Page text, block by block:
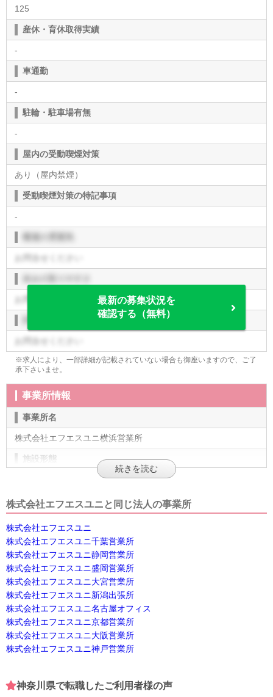
125
産休・育休取得実績
-
車通勤
-
駐輪・駐車場有無
-
屋内の受動喫煙対策
あり（屋内禁煙）
受動喫煙対策の特記事項
-
最新の募集状況を
確認する（無料）
※求人により、一部詳細が記載されていない場合も御座いますので、ご了
承下さいませ。
事業所情報
事業所名
株式会社エフエスユニ横浜営業所
施設形態
法人名
株式会社エフエスユニ
住所
神奈川県横浜市磯子区東町15-32 モンビル403
最寄り駅1
根岸(神奈川)
最寄り駅2
山手
磯子
株式会社エフエスユニと同じ法人の事業所
株式会社エフエスユニ
株式会社エフエスユニ千葉営業所
株式会社エフエスユニ静岡営業所
株式会社エフエスユニ盛岡営業所
株式会社エフエスユニ大宮営業所
株式会社エフエスユニ新潟出張所
株式会社エフエスユニ名古屋オフィス
株式会社エフエスユニ京都営業所
株式会社エフエスユニ大阪営業所
株式会社エフエスユニ神戸営業所
神奈川県で転職したご利用者様の声